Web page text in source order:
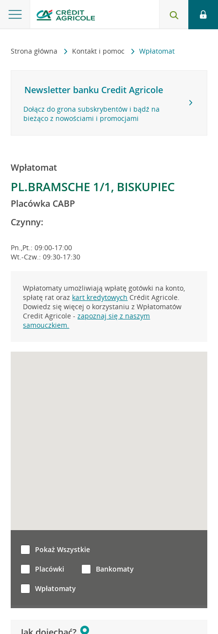
Strona główna Kontakt i pomoc Wpłatomat
Newsletter banku Credit Agricole
Dołącz do grona subskrybentów i bądź na
bieżąco z nowościami i promocjami
Wpłatomat
PL.BRAMSCHE 1/1, BISKUPIEC
Placówka CABP
Czynny:
Pn.,Pt.: 09:00-17:00
Wt.-Czw.: 09:30-17:30
Wpłatomaty umożliwiają wpłatę gotówki na konto,
spłatę rat oraz kart kredytowych Crédit Agricole.
Dowiedz się więcej o korzystaniu z Wpłatomatów
Credit Agricole -zapoznaj się z naszym
samouczkiem.
Pokaż Wszystkie
Placówki Bankomaty
Wpłatomaty